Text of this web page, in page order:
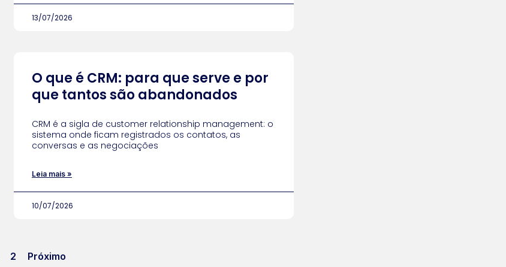
13/07/2026
O que é CRM: para que serve e por
que tantos são abandonados
CRM é a sigla de customer relationship management: o
sistema onde ficam registrados os contatos, as
conversas e as negociações
Leia mais »
10/07/2026
2 Próximo